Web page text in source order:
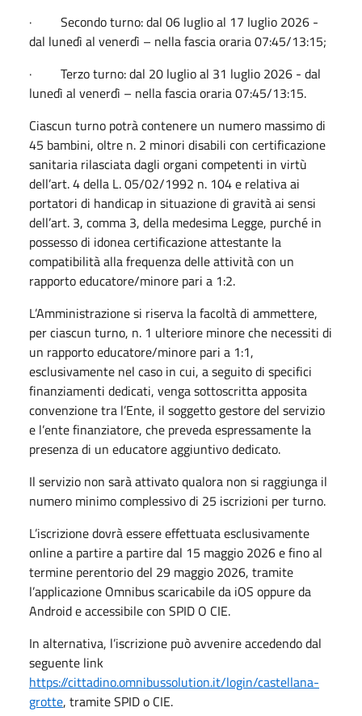
· Secondo turno: dal 06 luglio al 17 luglio 2026 -
dal lunedì al venerdì – nella fascia oraria 07:45/13:15;
· Terzo turno: dal 20 luglio al 31 luglio 2026 - dal
lunedì al venerdì – nella fascia oraria 07:45/13:15.
Ciascun turno potrà contenere un numero massimo di
45 bambini, oltre n. 2 minori disabili con certificazione
sanitaria rilasciata dagli organi competenti in virtù
dell’art. 4 della L. 05/02/1992 n. 104 e relativa ai
portatori di handicap in situazione di gravità ai sensi
dell’art. 3, comma 3, della medesima Legge, purché in
possesso di idonea certificazione attestante la
compatibilità alla frequenza delle attività con un
rapporto educatore/minore pari a 1:2.
L’Amministrazione si riserva la facoltà di ammettere,
per ciascun turno, n. 1 ulteriore minore che necessiti di
un rapporto educatore/minore pari a 1:1,
esclusivamente nel caso in cui, a seguito di specifici
finanziamenti dedicati, venga sottoscritta apposita
convenzione tra l’Ente, il soggetto gestore del servizio
e l’ente finanziatore, che preveda espressamente la
presenza di un educatore aggiuntivo dedicato.
Il servizio non sarà attivato qualora non si raggiunga il
numero minimo complessivo di 25 iscrizioni per turno.
L’iscrizione dovrà essere effettuata esclusivamente
online a partirea partire dal 15 maggio 2026 e fino al
termine perentorio del 29 maggio 2026, tramite
l’applicazione Omnibus scaricabile da iOS oppure da
Androide accessibile con SPID O CIE.
In alternativa, l’iscrizione può avvenire accedendo dal
seguente link
https://cittadino.omnibussolution.it/login/castellana-
grotte, tramite SPID o CIE.